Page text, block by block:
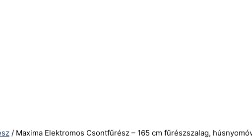
/ Maxima Elektromos Csontfűrész – 165 cm fűrészszalag,